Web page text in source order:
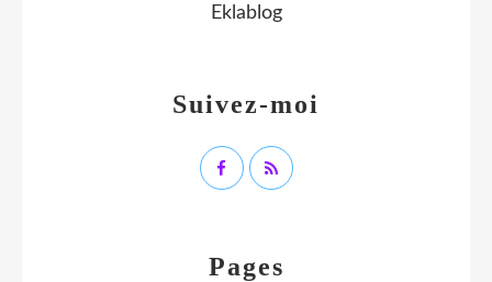
Pages
Suivez-moi
Eklablog